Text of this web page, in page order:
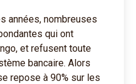
années, nombreuses
qui ont
et refusent toute
bancaire. Alors
repose à 90% sur les